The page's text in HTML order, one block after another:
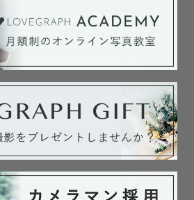
としています。基本的に白背景、白
対応しておりませんのでご了承くだ
んあるため、基本的にカメラマン
。
ォトに関して、通常と異なる編集
まの撮影日よりも納品日が前後す
納品期限内（２週間以内）には納品
さい。
使用品の洗濯はもちろん、備品等
準備・保管しております。ご安心